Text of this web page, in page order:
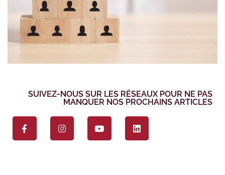
SUIVEZ-NOUS SUR LES RÉSEAUX POUR NE PAS
MANQUER NOS PROCHAINS ARTICLES